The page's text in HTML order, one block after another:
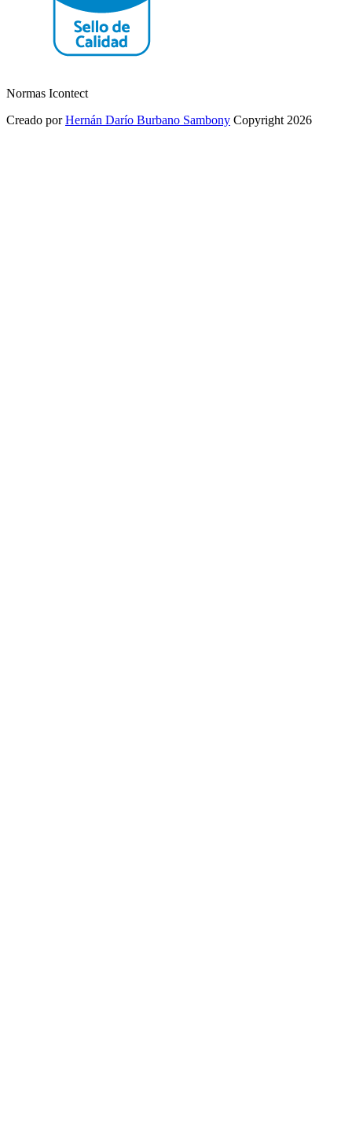
Normas Icontect
Creado porHernán Darío Burbano Sambony Copyright 2026